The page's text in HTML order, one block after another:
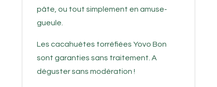
pâte, ou tout simplement en amuse-
gueule.
Les cacahuètes torréfiées Yovo Bon
sont garanties sans traitement. A
déguster sans modération !